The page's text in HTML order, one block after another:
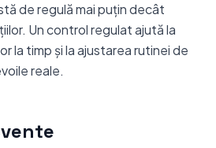
de regulă mai puțin decât
Un control regulat ajută la
la timp și la ajustarea rutinei de
reale.